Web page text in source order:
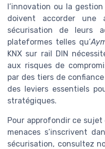
l’innovation ou la
doivent accorder une
sécurisation de leurs
plateformes telles qu’
KNX sur rail DIN
aux risques de
par des tiers de
des leviers essentiels
stratégiques.
Pour approfondir ce
menaces s’inscrivent
sécurisation, consultez